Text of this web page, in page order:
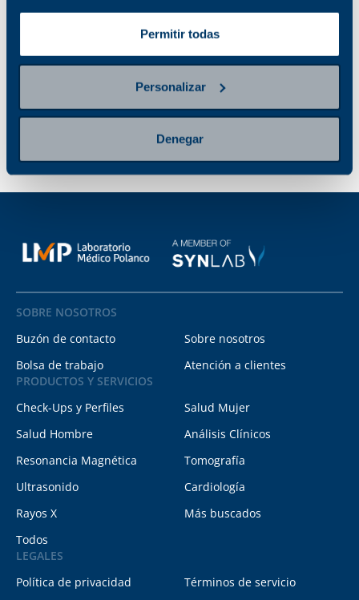
Permitir todas
Personalizar
Denegar
sucursal seleccionada
Ver sucursales donde
SOBRE NOSOTROS
Buzón de contacto
Sobre nosotros
Bolsa de trabajo
Atención a clientes
PRODUCTOS Y SERVICIOS
Check-Ups y Perfiles
Salud Mujer
Salud Hombre
Análisis Clínicos
Resonancia Magnética
Tomografía
Ultrasonido
Cardiología
Rayos X
Más buscados
Todos
LEGALES
Política de privacidad
Términos de servicio